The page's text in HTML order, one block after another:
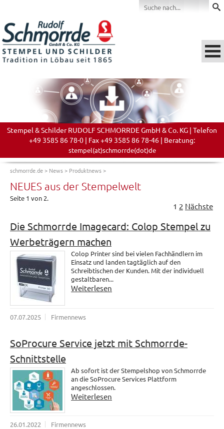
Stempel & Schilder RUDOLF SCHMORRDE GmbH & Co. KG | Telefon
+49 3585 86 78-0 | Fax +49 3585 86 78-46 | Beratung:
stempel(at)schmorrde(dot)de
schmorrde.de> News> Produktnews>
NEUES aus der Stempelwelt
Seite 1 von 2.
1 2 Nächste
Die Schmorrde Imagecard: Colop Stempel zu
Werbeträgern machen
Colop Printer sind bei vielen Fachhändlern im
Einsatz und landen tagtäglich auf den
Schreibtischen der Kunden. Mit der individuell
gestaltbaren...
Weiterlesen
07.07.2025 Firmennews
SoProcure Service jetzt mit Schmorrde-
Schnittstelle
Ab sofort ist der Stempelshop von Schmorrde
an die SoProcure Services Plattform
angeschlossen.
Weiterlesen
26.01.2022 Firmennews